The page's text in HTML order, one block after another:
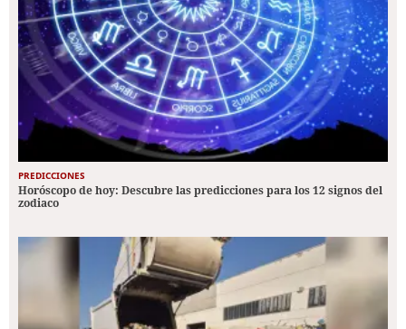
PREDICCIONES
Horóscopo de hoy: Descubre las predicciones para los 12 signos del
zodiaco